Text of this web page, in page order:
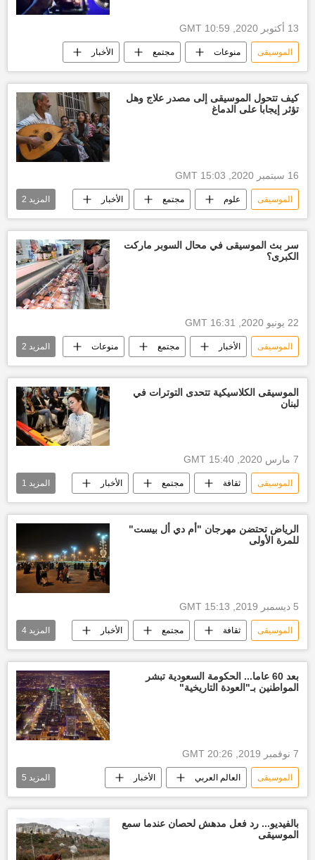
13 أكتوبر 2020, 10:59 GMT
الموسيقى منوعات مجتمع الأخبار
كيف تتحول الموسيقى إلى مصدر علاج وهل
تؤثر إيجابا على الدماغ
16 سبتمبر 2020, 15:03 GMT
الموسيقى علوم مجتمع الأخبار
أخبار الموسيقى تدريس الموسيقى
المزيد 2
سر بث الموسيقى في محال السوبر ماركت
الكبرى؟
22 يونيو 2020, 16:31 GMT
الموسيقى الأخبار مجتمع منوعات
سوبر ماركت موسيقى
المزيد 2
الموسيقى الكلاسيكية تتحدى التوترات في
لبنان
7 مارس 2020, 15:40 GMT
الموسيقى ثقافة مجتمع الأخبار
أخبار لبنان
المزيد 1
الرياض تحتضن مهرجان "أم دي أل بيست"
للمرة الأولى
5 ديسمبر 2019, 15:13 GMT
الموسيقى ثقافة مجتمع الأخبار
مهرجان فن موسم الرياض
المزيد 4
بعد 60 عاما... الحكومة السعودية تبشر
المواطنين بـ"العودة التاريخية"
7 نوفمبر 2019, 20:26 GMT
الموسيقى العالم العربي الأخبار
أخبار السعودية اليوم وزارة التعليم السعودية
أخبار الموسيقى الموسيقى بالسعودية
درس النشيد والموسيقى
المزيد 5
بالفيديو... رد فعل مدهش لحصان عندما سمع
الموسيقى